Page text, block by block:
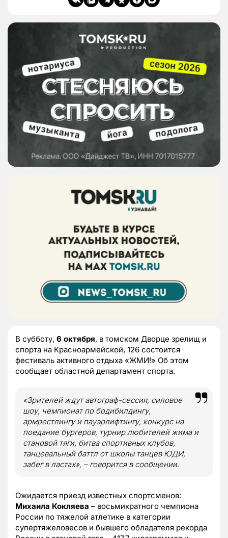
В субботу, 6 октября, в томском Дворце зрелищ и
спорта на Красноармейской, 126 состоится
фестиваль активного отдыха «ЖМИ!» Об этом
сообщает областной департамент спорта.
«Зрителей ждут автограф-сессия, силовое
шоу, чемпионат по бодибилдингу,
армрестлингу и пауэрлифтингу, конкурс на
поедание бургеров, турнир любителей жима и
становой тяги, битва спортивных клубов,
танцевальный баттл от школы танцев ЮДИ,
забег в ластах», – говорится в сообщении.
Ожидается приезд известных спортсменов:
Михаила Кокляева – восьмикратного чемпиона
России по тяжелой атлетике в категории
супертяжеловесов и бывшего обладателя рекорда